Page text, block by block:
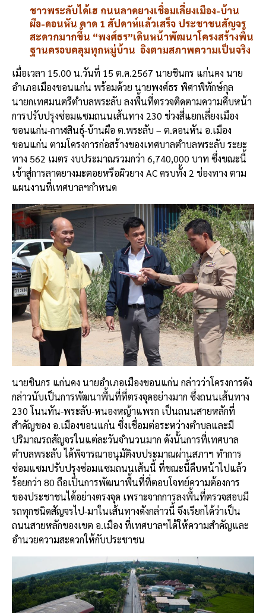
e
b
o
o
k
e ai
l
py
Li
n
k
ar
e
ชาวพระลับได้เฮ ถนนลาดยางเชื่อมเลี่ยงเมือง-บ้าน
ผือ-ดอนหัน คาด 1 สัปดาห์แล้วเสร็จ ประชาชนสัญจร
สะดวกมากขึ้น “พงศ์ธร”เดินหน้าพัฒนาโครงสร้างพื้น
ฐานครอบคลุมทุกหมู่บ้าน อิงตามสภาพความเป็นจริง
เมื่อเวลา 15.00 น.วันที่ 15 ต.ค.2567 นายชินกร แก่นคง นาย
อำเภอเมืองขอนแก่น พร้อมด้วย นายพงศ์ธร พิศาพิทักษ์กุล
นายกเทศมนตรีตำบลพระลับ ลงพื้นที่ตรวจติดตามความคืบหน้า
การปรับปรุงซ่อมแซมถนนเส้นทาง 230 ช่วงสี่แยกเลี่ยงเมือง
ขอนแก่น-กาฬสินธุ์-บ้านผือ ต.พระลับ – ต.ดอนหัน อ.เมือง
ขอนแก่น ตามโครงการก่อสร้างของเทศบาลตำบลพระลับ ระยะ
ทาง 562 เมตร งบประมาณรวมกว่า 6,740,000 บาท ซึ่งขณะนี้
เข้าสู่การลาดยางมะตอยหรือผิวยาง AC ครบทั้ง 2 ช่องทาง ตาม
แผนงานที่เทศบาลฯกำหนด
นายชินกร แก่นคง นายอำเภอเมืองขอนแก่น กล่าวว่าโครงการดัง
กล่าวนับเป็นการพัฒนาพื้นที่ที่ตรงจุดอย่างมาก ซึ่งถนนเส้นทาง
230 โนนทัน-พระลับ-หนองหญ้าแพรก เป็นถนนสายหลักที่
สำคัญของ อ.เมืองขอนแก่น ซึ่งเชื่อมต่อระหว่างตำบลและมี
ปริมาณรถสัญจรในแต่ละวันจำนวนมาก ดังนั้นการที่เทศบาล
ตำบลพระลับ ได้พิจารณาอนุมัติงบประมาณผ่านสภาฯ ทำการ
ซ่อมแซมปรับปรุงซ่อมแซมถนนเส้นนี้ ที่ขณะนี้คืบหน้าไปแล้ว
ร้อยกว่า 80 ถือเป็นการพัฒนาพื้นที่ที่ตอบโจทย์ความต้องการ
ของประชาชนได้อย่างตรงจุด เพราะจากการลงพื้นที่ตรวจสอบมี
รถทุกชนิดสัญจรไป-มาในเส้นทางดังกล่าวนี้ จึงเรียกได้ว่าเป็น
ถนนสายหลักของเขต อ.เมือง ที่เทศบาลฯได้ให้ความสำคัญและ
อำนวยความสะดวกให้กับประชาชน